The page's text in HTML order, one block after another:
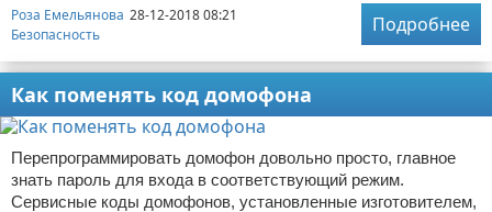
Роза Емельянова 28-12-2018 08:21
Безопасность
Подробнее
Как поменять код домофона
Перепрограммировать домофон довольно просто, главное
знать пароль для входа в соответствующий режим.
Сервисные коды домофонов, установленные изготовителем,